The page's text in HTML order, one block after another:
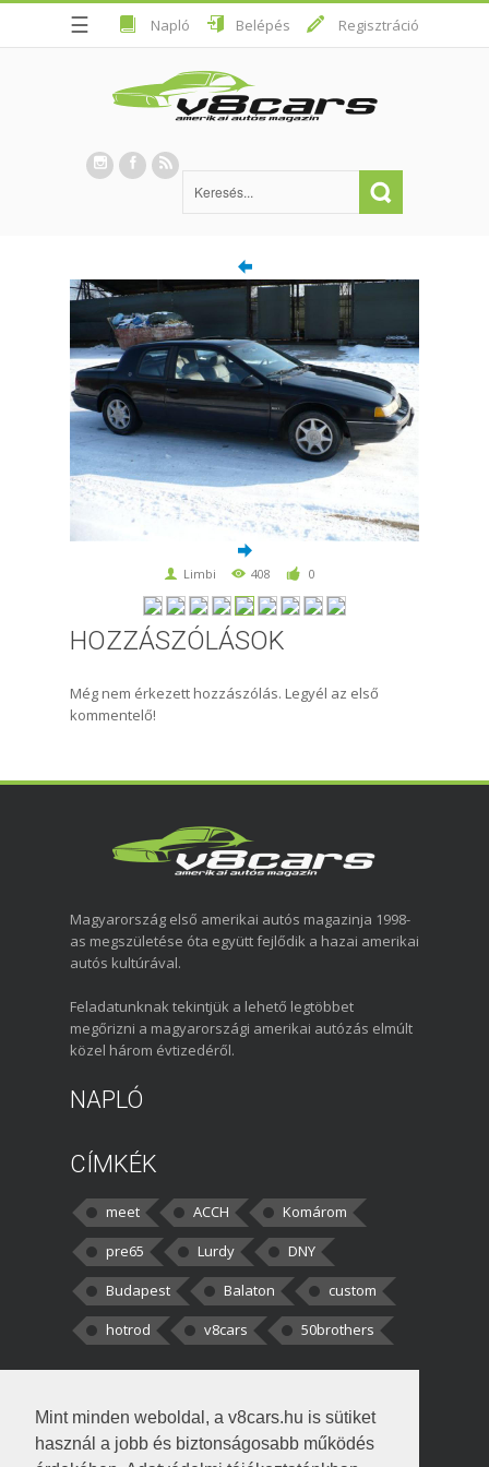
Mint minden weboldal, a v8cars.hu is sütiket
használ a jobb és biztonságosabb működés
☰ Napló Belépés Regisztráció
Limbi 408 0
HOZZÁSZÓLÁSOK
Még nem érkezett hozzászólás. Legyél az első
kommentelő!
Magyarország első amerikai autós magazinja 1998-
as megszületése óta együtt fejlődik a hazai amerikai
autós kultúrával.
Feladatunknak tekintjük a lehető legtöbbet
megőrizni a magyarországi amerikai autózás elmúlt
közel három évtizedéről.
NAPLÓ
CÍMKÉK
meet ACCH
Komárom
pre65
Lurdy
DNY
Budapest
Balaton
custom
hotrod
v8cars 50brothers
kortisz:Elszúrtam! Én csak két
darabbaal számoltam. Nem tudtam, hogy fél autót,